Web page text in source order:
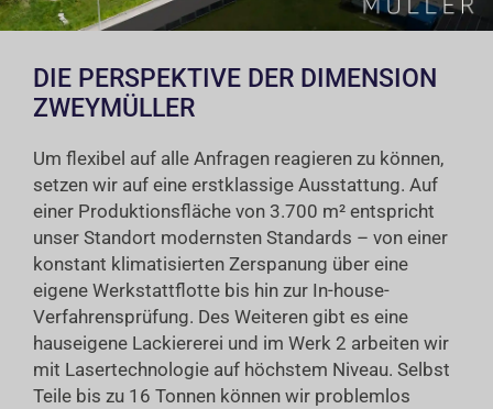
DIE PERSPEKTIVE DER DIMENSION
ZWEYMÜLLER
Um flexibel auf alle Anfragen reagieren zu können,
setzen wir auf eine erstklassige Ausstattung. Auf
einer Produktionsfläche von 3.700 m² entspricht
unser Standort modernsten Standards – von einer
konstant klimatisierten Zerspanung über eine
eigene Werkstattflotte bis hin zur In-house-
Verfahrensprüfung. Des Weiteren gibt es eine
hauseigene Lackiererei und im Werk 2 arbeiten wir
mit Lasertechnologie auf höchstem Niveau. Selbst
Teile bis zu 16 Tonnen können wir problemlos